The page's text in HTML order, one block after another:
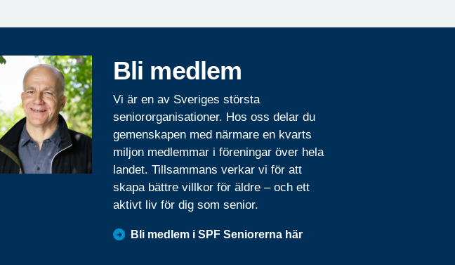
Bli medlem
Vi är en av Sveriges största
seniororganisationer. Hos oss delar du
gemenskapen med närmare en kvarts
miljon medlemmar i föreningar över hela
landet. Tillsammans verkar vi för att
skapa bättre villkor för äldre – och ett
aktivt liv för dig som senior.
Bli medlem i SPF Seniorerna här